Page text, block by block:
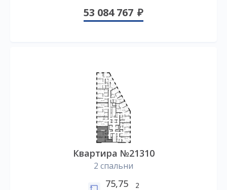
53 084 767
Квартира №21310
2 спальни
75,75
2